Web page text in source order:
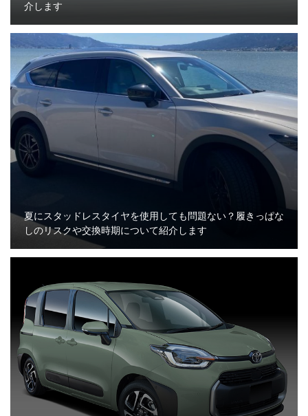
介します
夏にスタッドレスタイヤを使用しても問題ない？履きっぱな
しのリスクや交換時期について紹介します